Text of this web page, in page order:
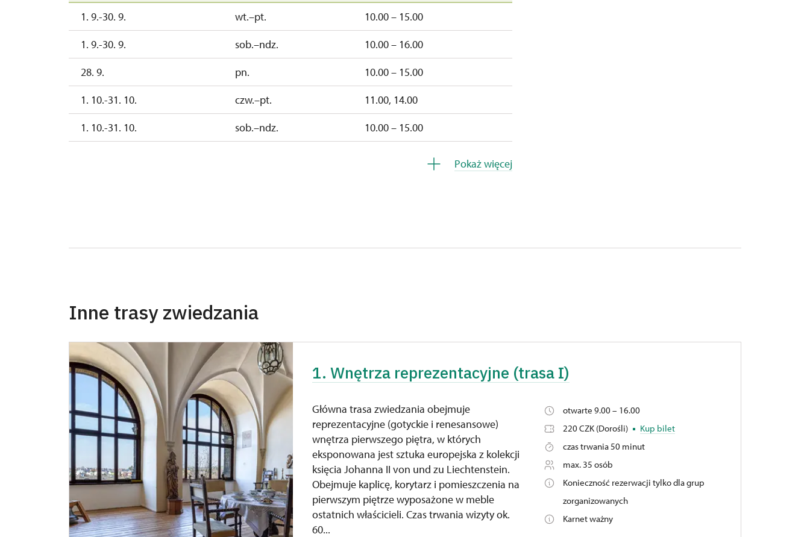
1. 9.-30. 9. wt.–pt.
10.00 – 15.00
1. 9.-30. 9.
sob.–ndz.
10.00 – 16.00
28. 9.
pn.
10.00 – 15.00
1. 10.-31. 10.
czw.–pt.
11.00, 14.00
1. 10.-31. 10.
sob.–ndz.
10.00 – 15.00
Pokaż więcej
Inne trasy zwiedzania
1. Wnętrza reprezentacyjne (trasa I)
Główna trasa zwiedzania obejmuje
reprezentacyjne (gotyckie i renesansowe)
wnętrza pierwszego piętra, w których
eksponowana jest sztuka europejska z kolekcji
księcia Johanna II von und zu Liechtenstein.
Obejmuje kaplicę, korytarz i pomieszczenia na
pierwszym piętrze wyposażone w meble
ostatnich właścicieli. Czas trwania wizyty ok.
60...
otwarte 9.00 – 16.00
220 CZK (Dorośli)
Kup bilet
czas trwania 50 minut
max. 35 osób
Konieczność rezerwacji tylko dla grup
zorganizowanych
Karnet ważny